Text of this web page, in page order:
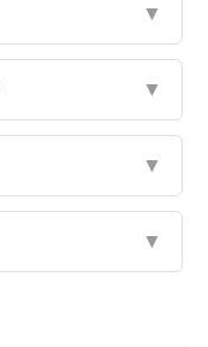
▼
▼
▼
▼